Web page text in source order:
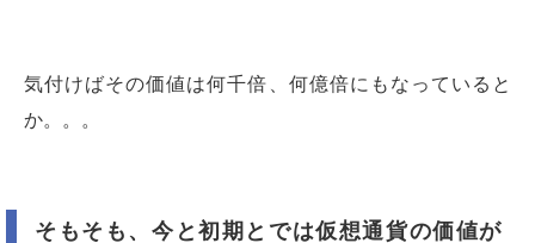
気付けばその価値は何千倍、何億倍にもなっていると
か。。。
そもそも、今と初期とでは仮想通貨の価値が